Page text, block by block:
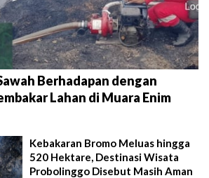
Berhadapan dengan
Lahan di Muara Enim
Kebakaran Bromo Meluas hingga
520 Hektare, Destinasi Wisata
Probolinggo Disebut Masih Aman